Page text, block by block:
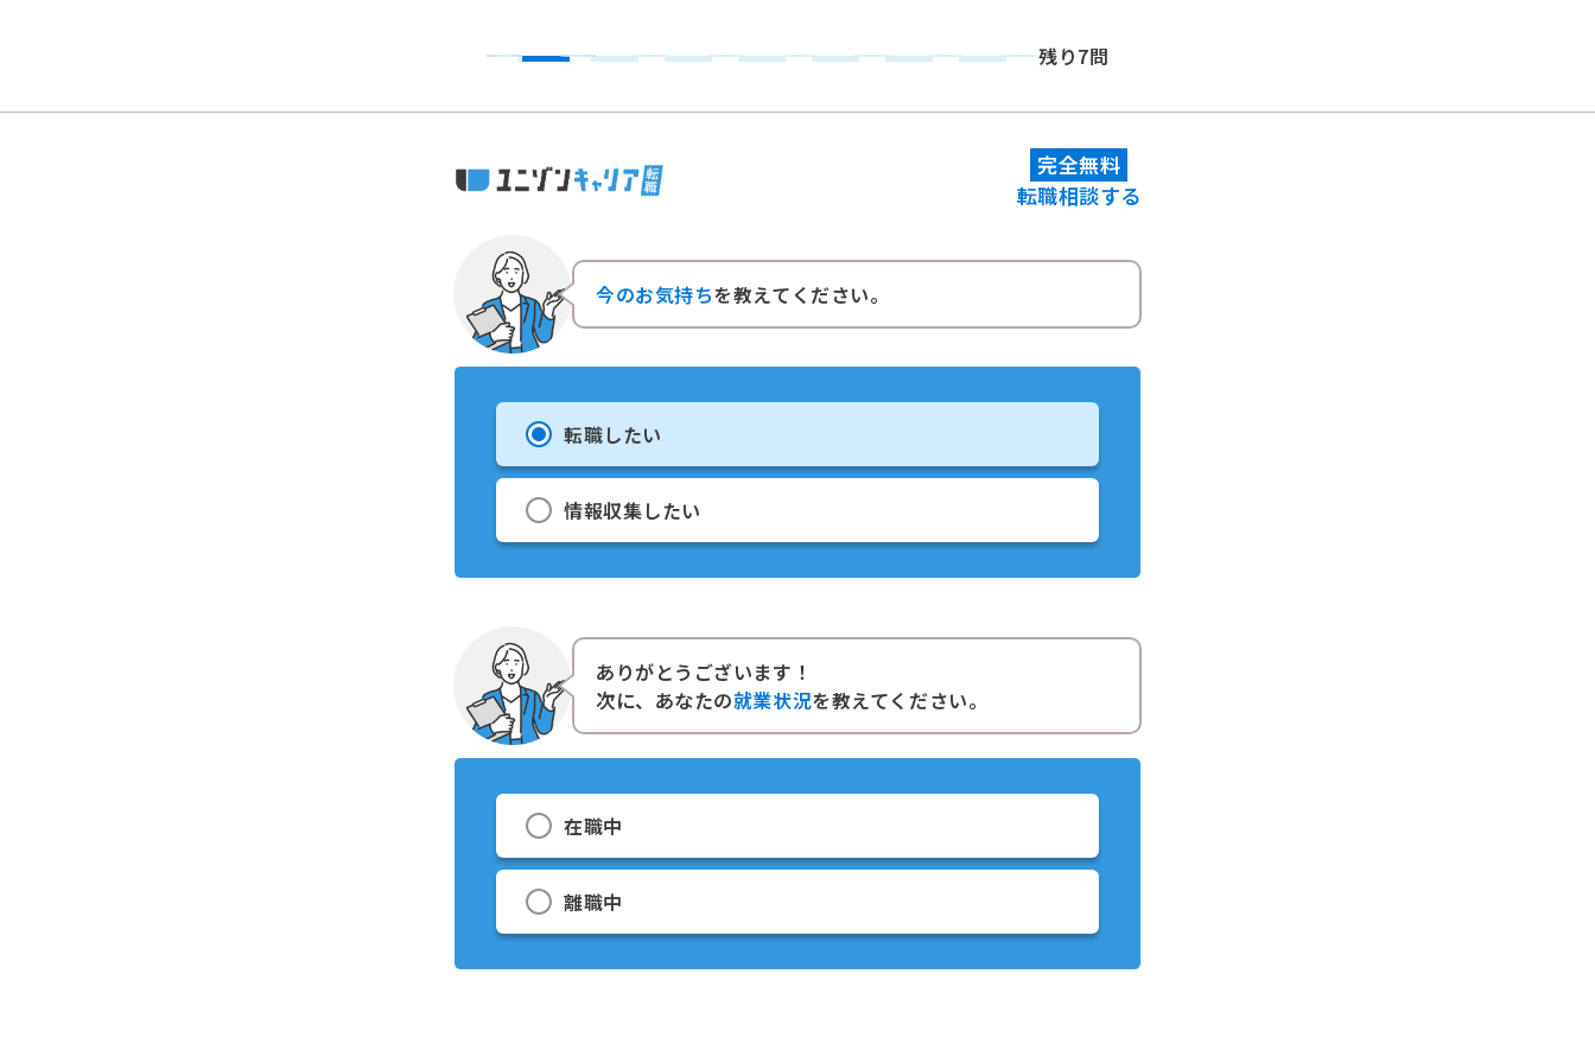
残り7問
完全無料
転職相談する
今のお気持ちを教えてください。
転職したい
情報収集したい
ありがとうございます！
次に、あなたの就業状況を教えてください。
在職中
離職中